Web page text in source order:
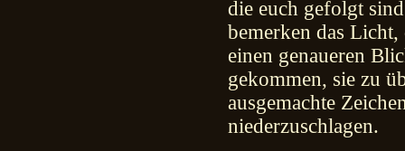
die euch gefolgt
bemerken das
einen genaueren
gekommen, sie zu
ausgemachte
niederzuschlagen.